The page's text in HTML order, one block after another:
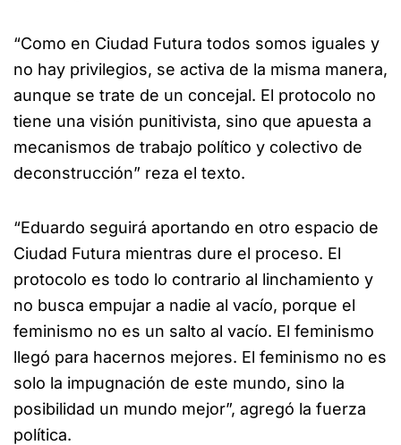
“Como en Ciudad Futura todos somos iguales y
no hay privilegios, se activa de la misma manera,
aunque se trate de un concejal. El protocolo no
tiene una visión punitivista, sino que apuesta a
mecanismos de trabajo político y colectivo de
deconstrucción” reza el texto.
“Eduardo seguirá aportando en otro espacio de
Ciudad Futura mientras dure el proceso. El
protocolo es todo lo contrario al linchamiento y
no busca empujar a nadie al vacío, porque el
feminismo no es un salto al vacío. El feminismo
llegó para hacernos mejores. El feminismo no es
solo la impugnación de este mundo, sino la
posibilidad un mundo mejor”, agregó la fuerza
política.